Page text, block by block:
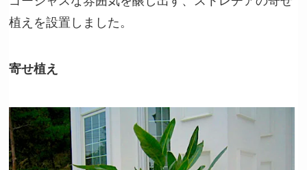
植えを設置しました。
寄せ植え